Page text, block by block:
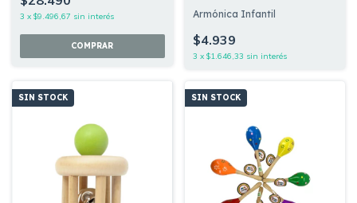
3 x $9.496,67 sin interés Armónica Infantil
$4.939
3 x $1.646,33 sin interés
SIN STOCK SIN STOCK